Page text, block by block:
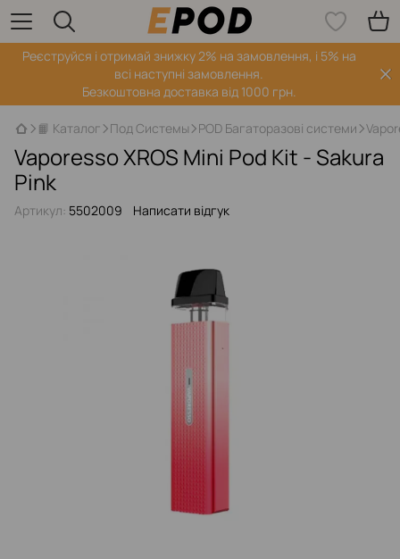
Реєструйся і отримай знижку 2% на замовлення, і 5% на
всі наступні замовлення.
Безкоштовна доставка від 1000 грн.
📙 Каталог Под Системы POD Багаторазові системи
Vaporesso XROS Mini Pod Kit - Sakura
Pink
Артикул: 5502009 Написати відгук